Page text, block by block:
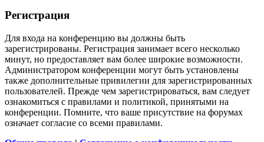
Регистрация
Для входа на конференцию вы должны быть
зарегистрированы. Регистрация занимает всего несколько
минут, но предоставляет вам более широкие возможности.
Администратором конференции могут быть установлены
также дополнительные привилегии для зарегистрированных
пользователей. Прежде чем зарегистрироваться, вам следует
ознакомиться с правилами и политикой, принятыми на
конференции. Помните, что ваше присутствие на форумах
означает согласие со всеми правилами.